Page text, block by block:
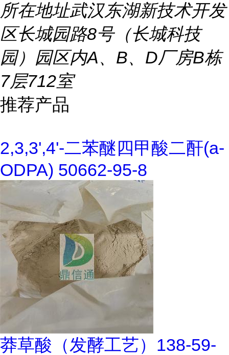
所在地址武汉东湖新技术开发
区长城园路8号（长城科技
园）园区内A、B、D厂房B栋
7层712室
推荐产品
2,3,3',4'-二苯醚四甲酸二酐(a-
ODPA) 50662-95-8
莽草酸（发酵工艺）138-59-